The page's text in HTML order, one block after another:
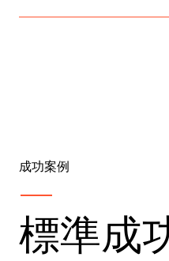
成功案例
標準成